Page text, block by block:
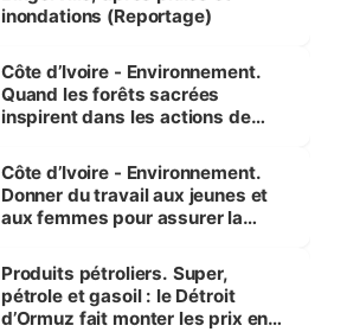
inondations (Reportage)
Côte d’Ivoire - Environnement.
Quand les forêts sacrées
inspirent dans les actions de
Côte d’Ivoire - Environnement.
Donner du travail aux jeunes et
aux femmes pour assurer la
menacées
Produits pétroliers. Super,
pétrole et gasoil : le Détroit
d’Ormuz fait monter les prix en